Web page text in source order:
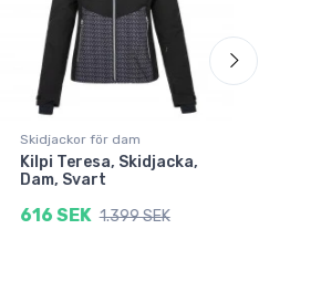
Skidjackor för dam
Kilpi Teresa, Skidjacka,
Dam, Svart
616 SEK 1.399 SEK